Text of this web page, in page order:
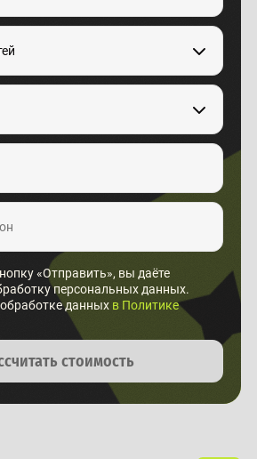
«Отправить», вы даёте
персональных данных.
данных в Политике
стоимость